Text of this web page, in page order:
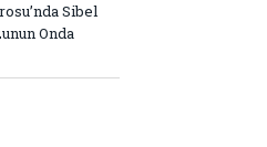
Sibel
Onda